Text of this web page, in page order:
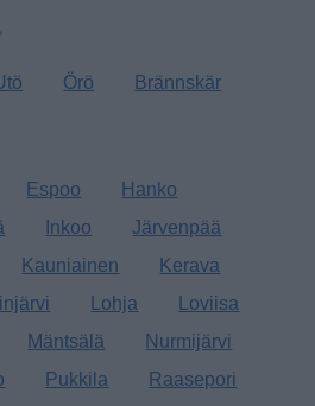
Örö Brännskär
Espoo
Hanko
Inkoo
Järvenpää
Kauniainen
Kerava
Lohja
Loviisa
Mäntsälä
Nurmijärvi
Pukkila
Raasepori